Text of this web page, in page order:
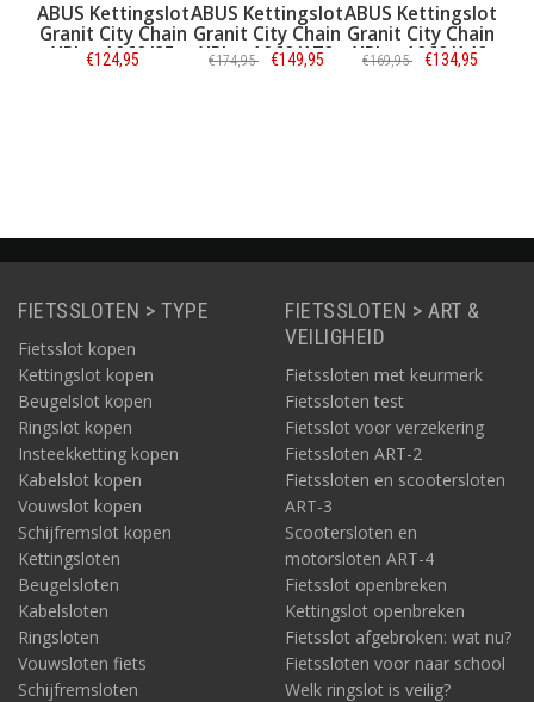
ABUS Kettingslot
Granit City Chain
XPlus 1060/170
€174,95 €149,95
ABUS Kettingslot
Granit City Chain
XPlus 1060/140
€169,95 €134,95
ABUS Ivy Chain
9210 kettingslot
met ART-3
keurmerk (85cm)
€89,95 €84,95
FIETSSLOTEN > TYPE
Fietsslot kopen
Kettingslot kopen
Beugelslot kopen
Ringslot kopen
Insteekketting kopen
Kabelslot kopen
Vouwslot kopen
Schijfremslot kopen
Kettingsloten
Beugelsloten
Kabelsloten
Ringsloten
Vouwsloten fiets
Schijfremsloten
FIETSSLOTEN > ART &
VEILIGHEID
Fietssloten met keurmerk
Fietssloten test
Fietsslot voor verzekering
Fietssloten ART-2
Fietssloten en scootersloten
ART-3
Scootersloten en
motorsloten ART-4
Fietsslot openbreken
Kettingslot openbreken
Fietsslot afgebroken: wat nu?
Fietssloten voor naar school
Welk ringslot is veilig?